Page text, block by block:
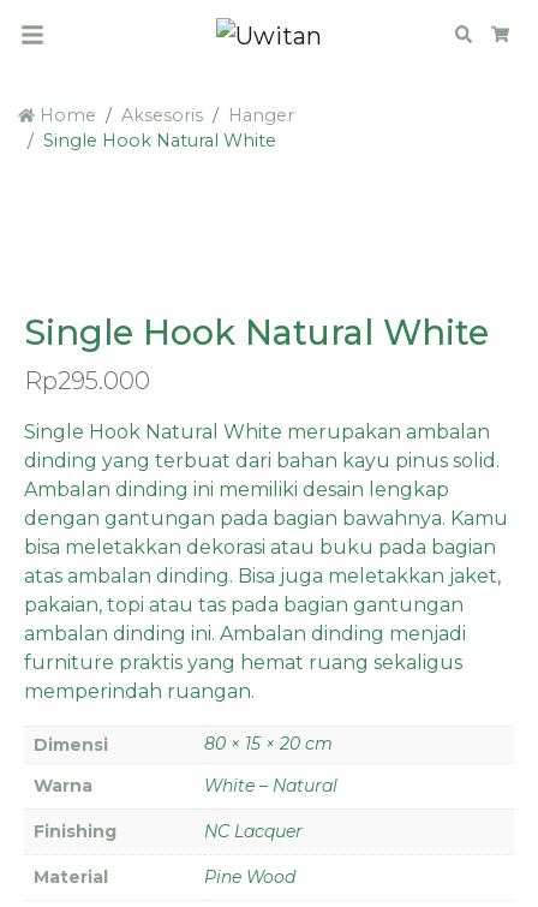
Search
Home Aksesoris
Hanger
Single Hook Natural White
Single Hook Natural White
Rp295.000
Single Hook Natural White merupakan ambalan
dinding yang terbuat dari bahan kayu pinus solid.
Ambalan dinding ini memiliki desain lengkap
dengan gantungan pada bagian bawahnya. Kamu
bisa meletakkan dekorasi atau buku pada bagian
atas ambalan dinding. Bisa juga meletakkan jaket,
pakaian, topi atau tas pada bagian gantungan
ambalan dinding ini. Ambalan dinding menjadi
furniture praktis yang hemat ruang sekaligus
memperindah ruangan.
Dimensi
80 × 15 × 20 cm
Warna
White – Natural
Finishing NC Lacquer
Material Pine Wood